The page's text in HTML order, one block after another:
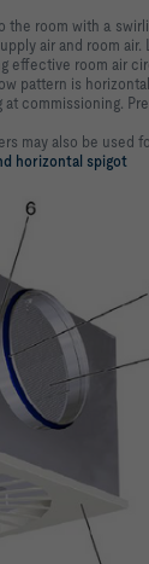
horizontal spigot
the room with a
air and room
effective room air
pattern is
commissioning.
may also be used